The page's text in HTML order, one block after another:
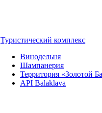
Туристический комплекс
Винодельня
Шампанерия
Территория «Золотой
API Balaklava